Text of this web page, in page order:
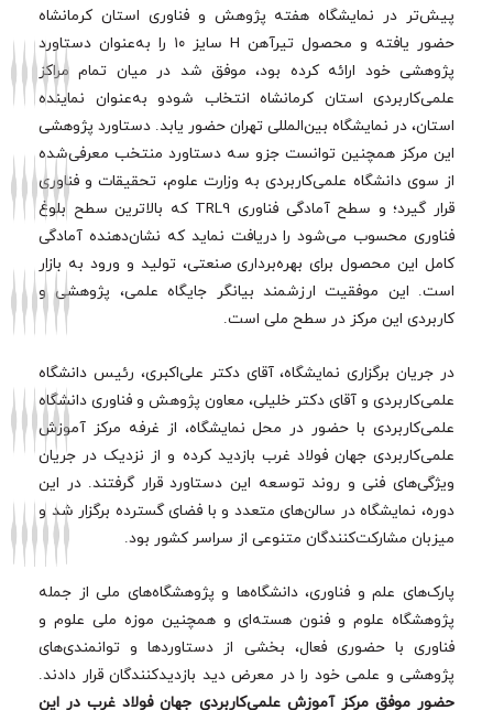
پیش‌تر در نمایشگاه هفته پژوهش و فناوری استان کرمانشاه
حضور یافته و محصول تیرآهن H سایز ۱۰ را به‌عنوان دستاورد
پژوهشی خود ارائه کرده بود، موفق شد در میان تمام مراکز
علمی‌کاربردی استان کرمانشاه انتخاب شودو به‌عنوان نماینده
استان، در نمایشگاه بین‌المللی تهران حضور یابد. دستاورد پژوهشی
این مرکز همچنین توانست جزو سه دستاورد منتخب معرفی‌شده
از سوی دانشگاه علمی‌کاربردی به وزارت علوم، تحقیقات و فناوری
قرار گیرد؛ و سطح آمادگی فناوری TRL9 که بالاترین سطح بلوغ
فناوری محسوب می‌شود را دریافت نماید که نشان‌دهنده آمادگی
کامل این محصول برای بهره‌برداری صنعتی، تولید و ورود به بازار
است. این موفقیت ارزشمند بیانگر جایگاه علمی، پژوهشی و
کاربردی این مرکز در سطح ملی است.
در جریان برگزاری نمایشگاه، آقای دکتر علی‌اکبری، رئیس دانشگاه
علمی‌کاربردی و آقای دکتر خلیلی، معاون پژوهش و فناوری دانشگاه
علمی‌کاربردی با حضور در محل نمایشگاه، از غرفه مرکز آموزش
علمی‌کاربردی جهان فولاد غرب بازدید کرده و از نزدیک در جریان
ویژگی‌های فنی و روند توسعه این دستاورد قرار گرفتند. در این
دوره، نمایشگاه در سالن‌های متعدد و با فضای گسترده برگزار شد و
میزبان مشارکت‌کنندگان متنوعی از سراسر کشور بود.
پارک‌های علم و فناوری، دانشگاه‌ها و پژوهشگاه‌های ملی از جمله
پژوهشگاه علوم و فنون هسته‌ای و همچنین موزه ملی علوم و
فناوری با حضوری فعال، بخشی از دستاوردها و توانمندی‌های
پژوهشی و علمی خود را در معرض دید بازدیدکنندگان قرار دادند.
حضور موفق مرکز آموزش علمی‌کاربردی جهان فولاد غرب در این